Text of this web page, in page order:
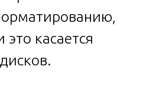
это касается